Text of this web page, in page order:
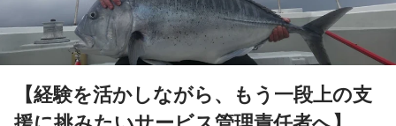
【経験を活かしながら、もう一段上の支